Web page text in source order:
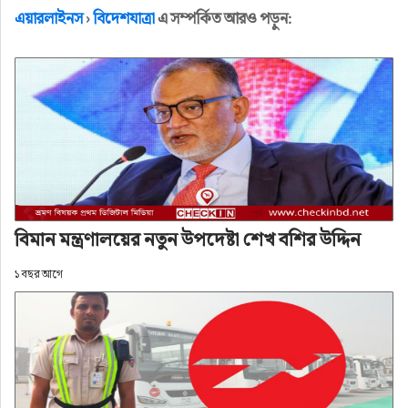
সামাজিক যোগাযোগমাধ্যমে সম্প্রতি ভাইরাল হওয়া
কাঠমান্ডু থেকে ঢাকাগামী একটি ফ্লাইটের যাত্রীর লাগেজ
কাটা সংক্রান্ত ভিডিও নিয়ে নিজেদের অবস্থান ব্যাখ্যা
এয়ারলাইনস›বিদেশযাত্রাএ সম্পর্কিত আরও পড়ুন:
বিমান মন্ত্রণালয়ের নতুন উপদেষ্টা শেখ বশির উদ্দিন
১ বছর আগে